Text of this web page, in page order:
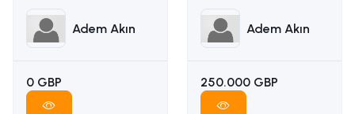
05338314949Adem Akın
0 GBP
05338314949Adem Akın
250.000 GBP